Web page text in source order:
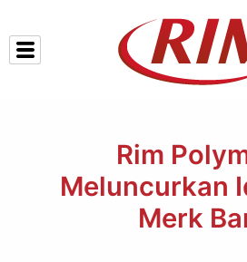
to
content
Rim
Meluncurkan
Merk